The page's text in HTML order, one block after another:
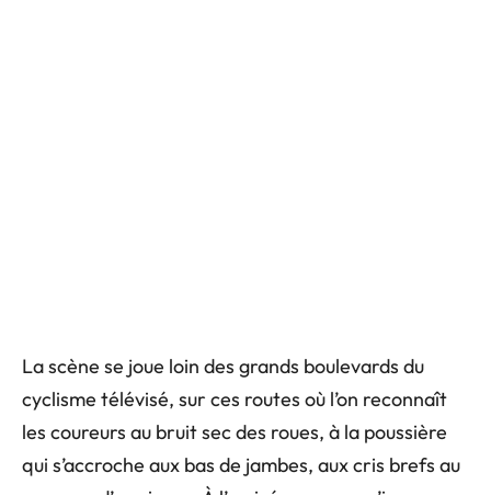
La scène se joue loin des grands boulevards du
cyclisme télévisé, sur ces routes où l’on reconnaît
les coureurs au bruit sec des roues, à la poussière
qui s’accroche aux bas de jambes, aux cris brefs au